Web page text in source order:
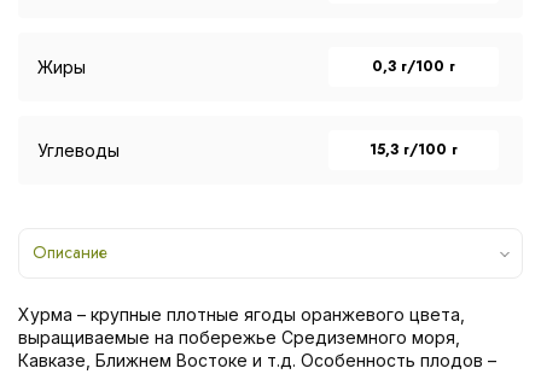
Жиры 0,3 г/100 г
Углеводы 15,3 г/100 г
Описание
Хурма – крупные плотные ягоды оранжевого цвета,
выращиваемые на побережье Средиземного моря,
Кавказе, Ближнем Востоке и т.д. Особенность плодов –